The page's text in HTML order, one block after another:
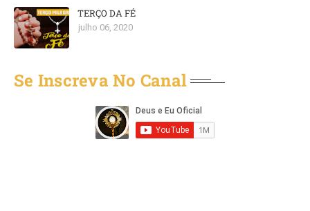
TERÇO DA FÉ
julho 06, 2020
Se Inscreva No Canal